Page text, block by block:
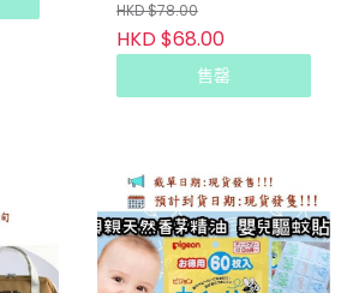
HKD $78.00
HKD $68.00
售罄